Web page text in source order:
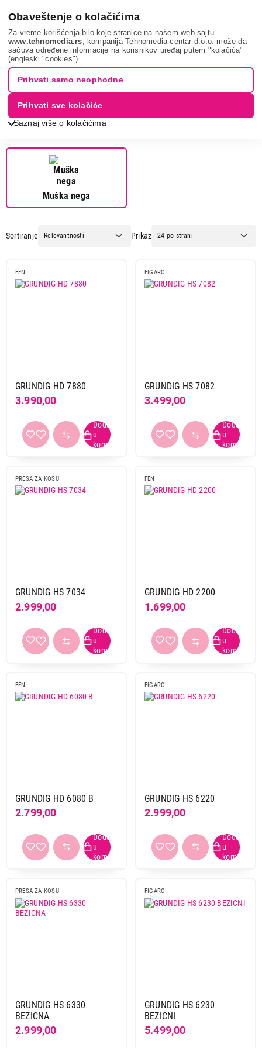
Obaveštenje o kolačićima
Za vreme korišćenja bilo koje stranice na našem web-sajtu
www.tehnomedia.rs , kompanija Tehnomedia centar d.o.o. može da
sačuva određene informacije na korisnikov uređaj putem "kolačića"
(engleski "cookies").
Saznaj više o kolačićima
Prihvati samo neophodne
Prihvati sve kolačiće
Grundig
Fenovi za kosu
Muška nega
Sortiranje Prikaz
FEN
GRUNDIG HD 7880
3.990,00
FIGARO
GRUNDIG HS 7082
3.499,00
PRESA ZA KOSU
GRUNDIG HS 7034
2.999,00
FEN
GRUNDIG HD 2200
1.699,00
FEN
GRUNDIG HD 6080 B
2.799,00
FIGARO
GRUNDIG HS 6220
2.999,00
PRESA ZA KOSU
GRUNDIG HS 6330
BEZICNA
2.999,00
FIGARO
GRUNDIG HS 6230
BEZICNI
5.499,00